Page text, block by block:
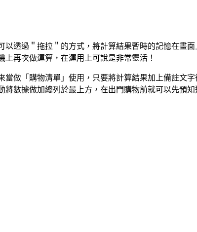
以透過＂拖拉＂的方式，將計算結果暫時的記憶在
再次做運算，在運用上可說是非常靈活！
當做「購物清單」使用，只要將計算結果加上備註文
數據做加總列於最上方，在出門購物前就可以先預